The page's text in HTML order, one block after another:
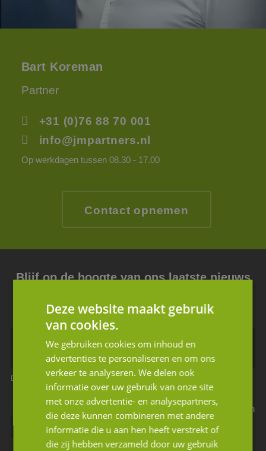
Bart Koreman
Partner
+31 (0)76 88 70 001
info@jmpartners.nl
Op werkdagen tussen 08.30 - 17.00
Contact opnemen
Blijf op de hoogte van ons laatste nieuws
Dit is een verplicht veld Dit is een verplicht veld
Ik geef JM Corporate Finance toestemming mijn
gegevens te gebruiken volgens de privacy
voorwaarden.
Deze website maakt gebruik
van cookies.
We gebruiken cookies om inhoud en
advertenties te personaliseren en om ons
verkeer te analyseren. We delen ook
informatie over uw gebruik van onze site
met onze advertentie- en analysepartners,
die deze kunnen combineren met andere
informatie die u aan hen heeft verstrekt of
die zij hebben verzameld door uw gebruik